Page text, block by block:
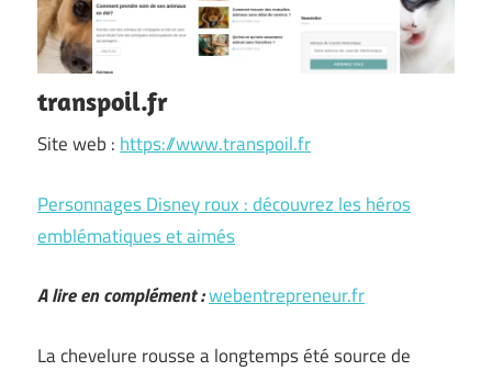
transpoil.fr
Site web : https://www.transpoil.fr
Personnages Disney roux : découvrez les héros
emblématiques et aimés
A lire en complément :webentrepreneur.fr
La chevelure rousse a longtemps été source de